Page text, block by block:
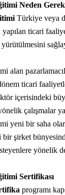
Neden
Türkiye veya
yapılan ticari
alan
ticari
içerisindeki
çalışmalar
yeni bir saha
şirket
yönelik
Sertifikası
programı